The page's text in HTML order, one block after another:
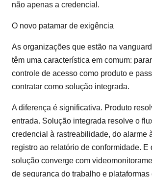
não apenas a credencial.
O novo patamar de exigência
As organizações que estão na
têm uma característica em comum:
controle de acesso como produto e
contratar como solução integrada.
A diferença é significativa. Produto
entrada. Solução integrada resolve o
credencial à rastreabilidade, do alarme
registro ao relatório de conformidade. E
solução converge com
de segurança do trabalho e plataformas